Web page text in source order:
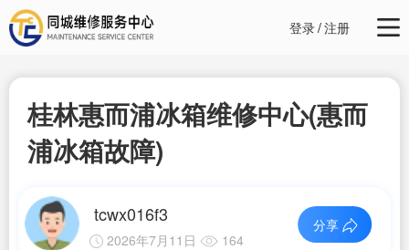
登录/注册
桂林惠而浦冰箱维修中心(惠而
浦冰箱故障)
tcwx016f3
2026年7月11日 164
分享